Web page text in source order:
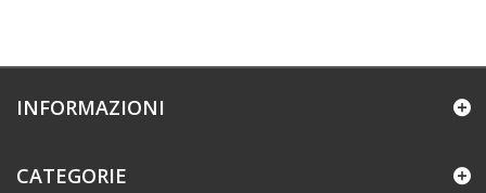
INFORMAZIONI
CATEGORIE